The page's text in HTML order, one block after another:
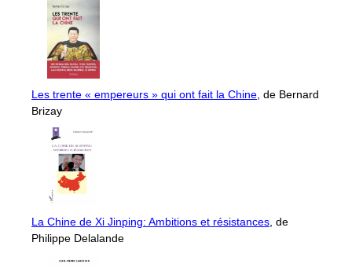
Les trente « empereurs » qui ont fait la Chine, de Bernard
Brizay
La Chine de Xi Jinping: Ambitions et résistances, de
Philippe Delalande